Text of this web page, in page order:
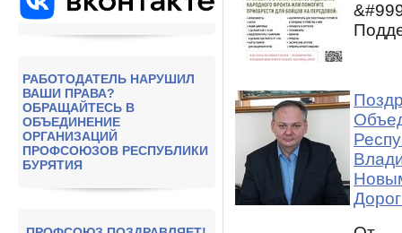
РАБОТОДАТЕЛЬ НАРУШИЛ
ВАШИ ПРАВА?
ОБРАЩАЙТЕСЬ В
ОБЪЕДИНЕНИЕ
ОРГАНИЗАЦИЙ
ПРОФСОЮЗОВ РЕСПУБЛИКИ
БУРЯТИЯ